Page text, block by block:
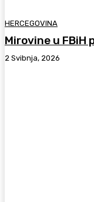
HERCEGOVINA
Mirovine u FBiH
2 Svibnja, 2026